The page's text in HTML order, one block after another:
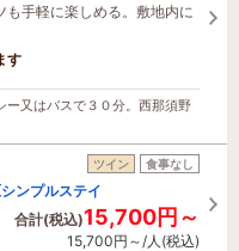
も手軽に楽しめる。敷地内に
す
ー又はバスで３０分。西那須野
ツイン 食事なし
ンプルステイ
合計(税込)15,700円～
15,700円～/人(税込)